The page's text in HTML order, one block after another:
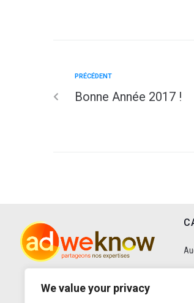
We value your privacy
PRÉCÉDENT
Bonne Année 2017 !